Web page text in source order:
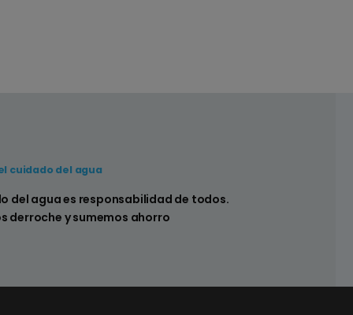
pérdidas en los sistemas sanitarios de
cuidado del agua
del agua es responsabilidad de todos.
derroche y sumemos ahorro